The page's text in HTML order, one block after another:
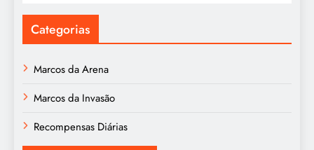
Categorias
Marcos da Arena
Marcos da Invasão
Recompensas Diárias